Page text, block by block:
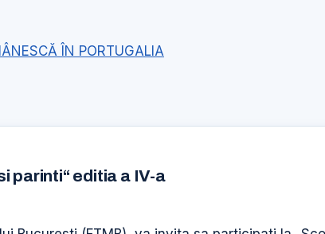
ÎN PORTUGALIA
parinti“ editia a IV-a